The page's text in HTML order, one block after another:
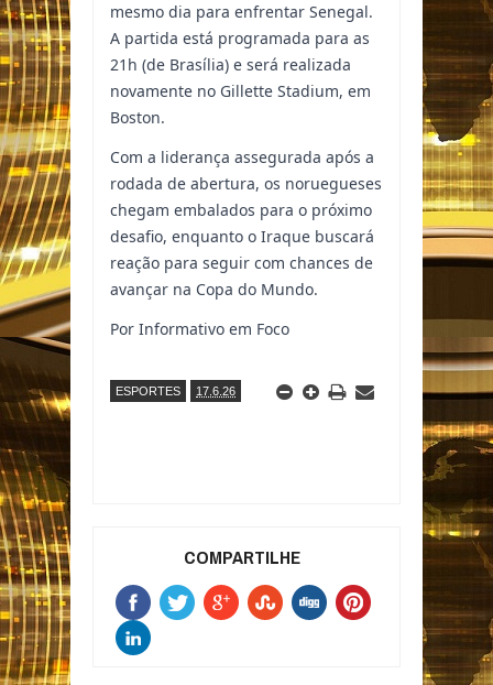
mesmo dia para enfrentar Senegal.
A partida está programada para as
21h (de Brasília) e será realizada
novamente no Gillette Stadium, em
Boston.
Com a liderança assegurada após a
rodada de abertura, os noruegueses
chegam embalados para o próximo
desafio, enquanto o Iraque buscará
reação para seguir com chances de
avançar na Copa do Mundo.
Por Informativo em Foco
ESPORTES 17.6.26
COMPARTILHE